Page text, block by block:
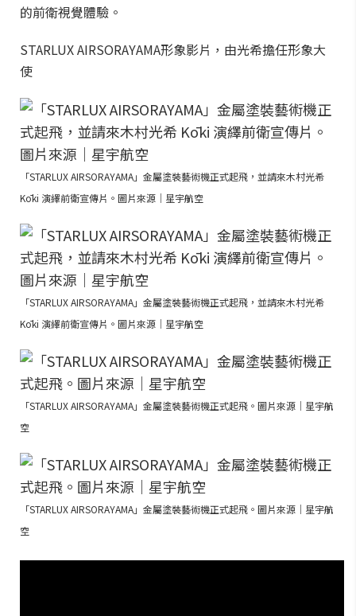
的前衛視覺體驗。
STARLUX AIRSORAYAMA形象影片，由光希擔任形象大
使
「STARLUX AIRSORAYAMA」金屬塗裝藝術機正式起飛，並請來木村光希
Kōki 演繹前衛宣傳片。圖片來源｜星宇航空
「STARLUX AIRSORAYAMA」金屬塗裝藝術機正式起飛，並請來木村光希
Kōki 演繹前衛宣傳片。圖片來源｜星宇航空
「STARLUX AIRSORAYAMA」金屬塗裝藝術機正式起飛。圖片來源｜星宇航
空
「STARLUX AIRSORAYAMA」金屬塗裝藝術機正式起飛。圖片來源｜星宇航
空